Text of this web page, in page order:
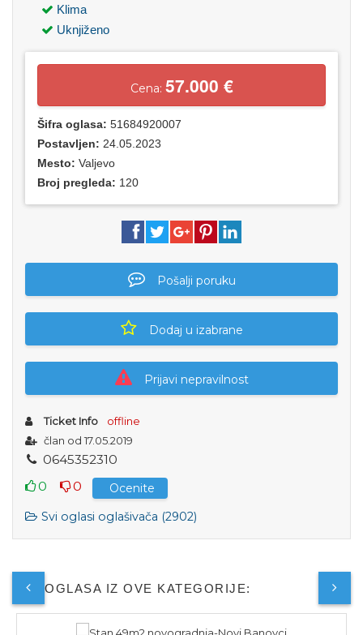
Klima
Uknjiženo
Cena: 57.000 €
Šifra oglasa: 51684920007
Postavljen: 24.05.2023
Mesto: Valjevo
Broj pregleda: 120
Pošalji poruku
Dodaj u izabrane
Prijavi nepravilnost
Ticket Info
offline
član od 17.05.2019
0645352310
0
0
Ocenite
Svi oglasi oglašivača (2902)
JOŠ OGLASA IZ OVE KATEGORIJE: